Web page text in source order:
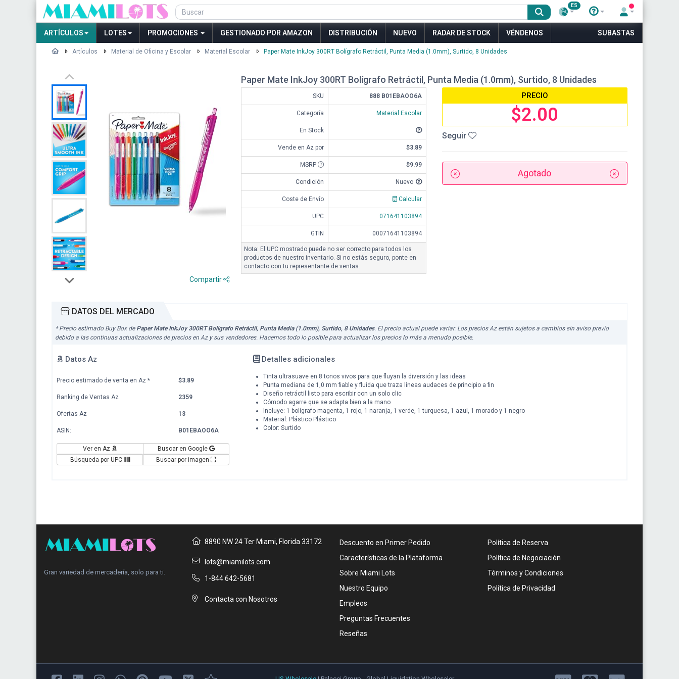
ES
ARTÍCULOS LOTES PROMOCIONES GESTIONADO POR AMAZON DISTRIBUCIÓN NUEVO RADAR DE STOCK VÉNDENOS SUBASTAS
Artículos Material de Oficina y Escolar Material Escolar Paper Mate InkJoy 300RT Bolígrafo Retráctil, Punta Media (1.0mm), Surtido, 8 Unidades
Compartir
Paper Mate InkJoy 300RT Bolígrafo Retráctil, Punta Media (1.0mm), Surtido, 8 Unidades
SKU 888 B01EBAOO6A
Categoría Material Escolar
En Stock
Vende en Az por $3.89
MSRP $9.99
Condición Nuevo
Coste de Envío Calcular
UPC 071641103894
GTIN 00071641103894
Nota: El UPC mostrado puede no ser correcto para todos los
productos de nuestro inventario. Si no estás seguro, ponte en
contacto con tu representante de ventas.
PRECIO
$2.00
Seguir
Agotado
DATOS DEL MERCADO
* Precio estimado Buy Box de Paper Mate InkJoy 300RT Bolígrafo Retráctil, Punta Media (1.0mm), Surtido, 8 Unidades. El precio actual puede variar. Los precios Az están sujetos a cambios sin aviso previo
debido a las continuas actualizaciones de precios en Az y sus vendedores. Hacemos todo lo posible para actualizar los precios lo más a menudo posible.
Datos Az
Precio estimado de venta en Az * $3.89
Ranking de Ventas Az 2359
Ofertas Az 13
ASIN: B01EBAOO6A
Ver en Az
Buscar en Google
Búsqueda por UPC
Buscar por imagen
Detalles adicionales
Tinta ultrasuave en 8 tonos vivos para que fluyan la diversión y las ideas
Punta mediana de 1,0 mm fiable y fluida que traza líneas audaces de principio a fin
Diseño retráctil listo para escribir con un solo clic
Cómodo agarre que se adapta bien a la mano
Incluye: 1 bolígrafo magenta, 1 rojo, 1 naranja, 1 verde, 1 turquesa, 1 azul, 1 morado y 1 negro
Material: Plástico Plástico
Color: Surtido
Gran variedad de mercadería, solo para ti.
8890 NW 24 Ter Miami, Florida 33172
lots@miamilots.com
1-844 642-5681
Contacta con Nosotros
Descuento en Primer Pedido
Características de la Plataforma
Sobre Miami Lots
Nuestro Equipo
Empleos
Preguntas Frecuentes
Reseñas
Política de Reserva
Política de Negociación
Términos y Condiciones
Política de Privacidad